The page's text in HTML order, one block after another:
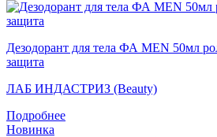
Дезодорант для тела ФА MEN 50мл
защита
ЛАБ ИНДАСТРИЗ (Beauty)
Подробнее
Новинка